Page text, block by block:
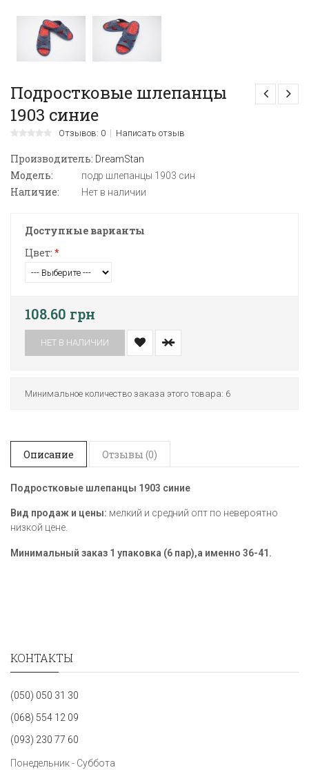
Подростковые шлепанцы
1903 синие
Отзывов: 0 Написать отзыв
Производитель: DreamStan
Модель: подр шлепанцы 1903 син
Наличие: Нет в наличии
Доступные варианты
Цвет: *
108.60 грн
НЕТ В НАЛИЧИИ
Минимальное количество заказа этого товара: 6
Описание Отзывы (0)
Подростковые шлепанцы 1903 синие
Вид продаж и цены: мелкий и средний опт по невероятно
низкой цене.
Минимальный заказ 1 упаковка (6 пар),а именно 36-41.
КОНТАКТЫ
(050) 050 31 30
(068) 554 12 09
(093) 230 77 60
Понедельник - Суббота